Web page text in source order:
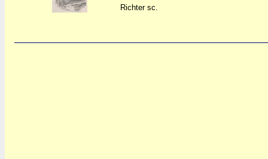
Richter sc.